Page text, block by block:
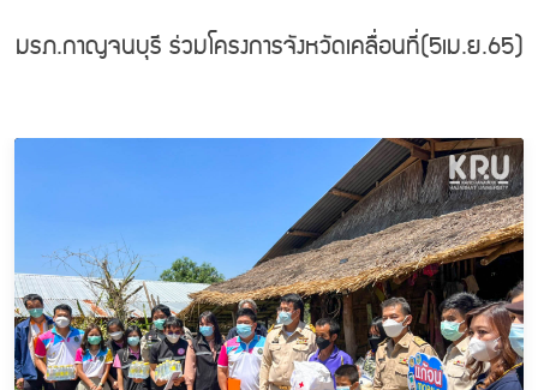
มรภ.กาญจนบุรี ร่วมโครงการจังหวัดเคลื่อนที่(5เม.ย.65)